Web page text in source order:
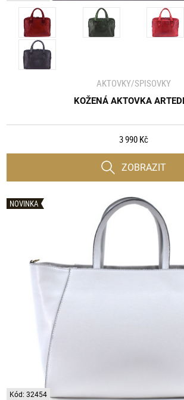
AKTOVKY/SPISOVKY
KOŽENÁ AKTOVKA
3 990 Kč
ZOBRAZIT
NOVINKA
Kód: 32454